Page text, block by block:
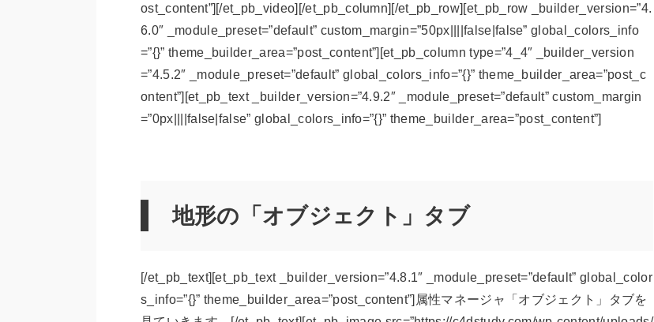
ost_content”][/et_pb_video][/et_pb_column][/et_pb_row][et_pb_row _builder_version=”4.
6.0″ _module_preset=”default” custom_margin=”50px||||false|false” global_colors_info
=”{}” theme_builder_area=”post_content”][et_pb_column type=”4_4″ _builder_version
=”4.5.2″ _module_preset=”default” global_colors_info=”{}” theme_builder_area=”post_c
ontent”][et_pb_text _builder_version=”4.9.2″ _module_preset=”default” custom_margin
=”0px||||false|false” global_colors_info=”{}” theme_builder_area=”post_content”]
地形の「オブジェクト」タブ
[/et_pb_text][et_pb_text _builder_version=”4.8.1″ _module_preset=”default” global_color
s_info=”{}” theme_builder_area=”post_content”]属性マネージャ「オブジェクト」タブを